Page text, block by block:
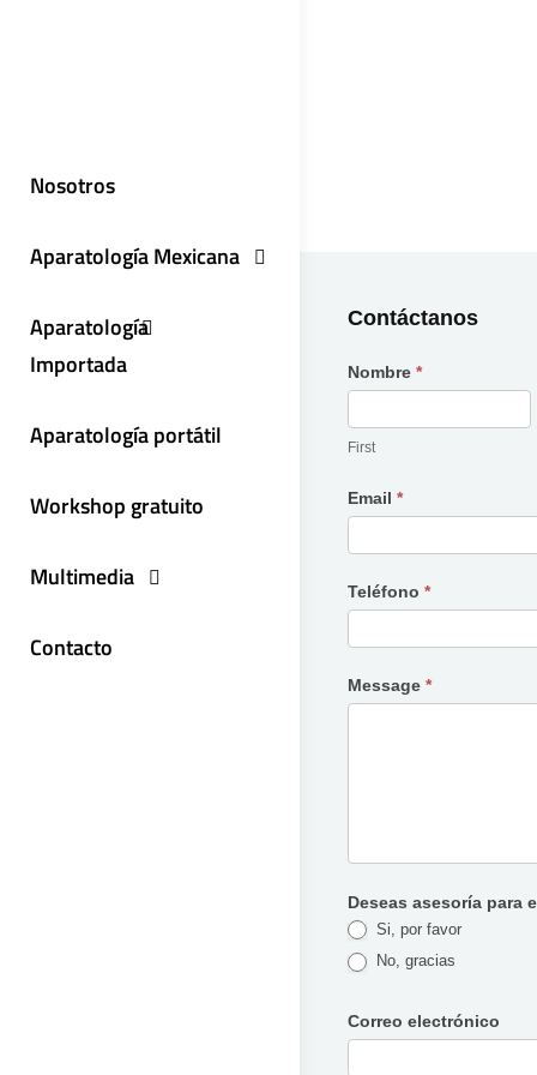
Nosotros
Aparatología Mexicana
Aparatología
Importada
Aparatología portátil
Workshop gratuito
Multimedia
Contacto
Contáctanos
Contáctanos
Nombre *
First
Email *
Teléfono *
Message *
Deseas asesoría para
Si, por favor
No, gracias
Correo electrónico